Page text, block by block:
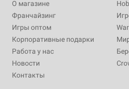
О магазине
Франчайзинг
Игры оптом
Корпоративные подарки
Работа у нас
Новости
Контакты